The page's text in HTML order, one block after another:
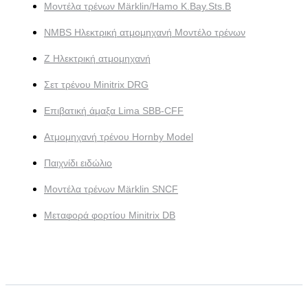
Μοντέλα τρένων Märklin/Hamo K.Bay.Sts.B
NMBS Ηλεκτρική ατμομηχανή Μοντέλο τρένων
Z Ηλεκτρική ατμομηχανή
Σετ τρένου Minitrix DRG
Επιβατική άμαξα Lima SBB-CFF
Ατμομηχανή τρένου Hornby Model
Παιχνίδι ειδώλιο
Μοντέλα τρένων Märklin SNCF
Μεταφορά φορτίου Minitrix DB